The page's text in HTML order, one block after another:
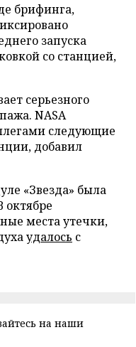
брифинга,
запуска
со станцией,
серьезного
NASA
следующие
добавил
«Звезда» была
октябре
места утечки,
удалось с
на наши